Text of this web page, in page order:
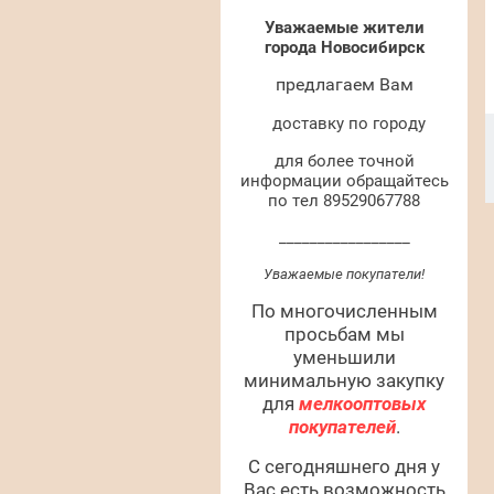
Уважаемые жители
города Новосибирск
предлагаем Вам
доставку по городу
для более точной
информации обращайтесь
по тел 89529067788
Уважаемые покупатели!
По многочисленным
просьбам мы
уменьшили
минимальную закупку
для мелкооптовых
покупателей.
С сегодняшнего дня у
Вас есть возможность
Купить